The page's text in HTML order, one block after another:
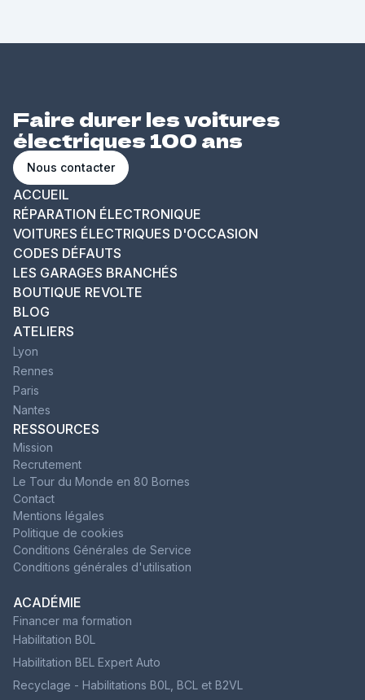
Faire durer les voitures
électriques 100 ans
Nous contacter
ACCUEIL
RÉPARATION ÉLECTRONIQUE
VOITURES ÉLECTRIQUES D'OCCASION
CODES DÉFAUTS
LES GARAGES BRANCHÉS
BOUTIQUE REVOLTE
BLOG
ATELIERS
Lyon
Rennes
Paris
Nantes
RESSOURCES
Mission
Recrutement
Le Tour du Monde en 80 Bornes
Contact
Mentions légales
Politique de cookies
Conditions Générales de Service
Conditions générales d'utilisation
ACADÉMIE
Financer ma formation
Habilitation B0L
Habilitation BEL Expert Auto
Recyclage - Habilitations B0L, BCL et B2VL